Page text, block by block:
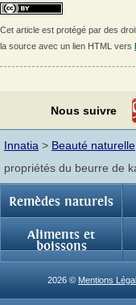
Cet article est protégé par des
la source avec un lien HTML vers
Nous suivre
Innatia > Beauté naturelle
propriétés du beurre de
Remèdes naturels
Aliments et
boissons
2026 © Mentions